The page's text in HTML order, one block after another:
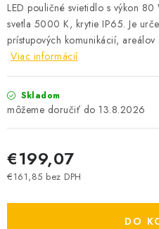
Reklamácie a formulár na
Obchodné podmienky
Zľavy pre profíkov
LED pouličné svietidlo s výkon
svetla 5000 K, krytie IP65. Je
prístupových komunikácií,
Viac informácií
Skladom
13.8.2026
€199,07
€161,85 bez DPH
DO